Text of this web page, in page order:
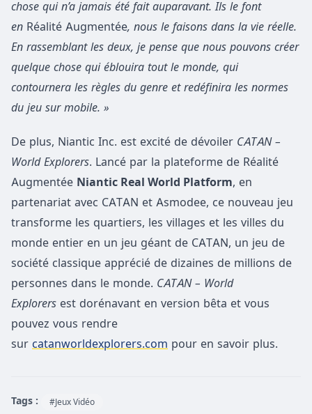
chose qui n’a jamais été fait auparavant. Ils le font
en Réalité Augmentée, nous le faisons dans la vie réelle.
En rassemblant les deux, je pense que nous pouvons créer
quelque chose qui éblouira tout le monde, qui
contournera les règles du genre et redéfinira les normes
du jeu sur mobile. »
De plus, Niantic Inc. est excité de dévoiler CATAN –
World Explorers. Lancé par la plateforme de Réalité
Augmentée Niantic Real World Platform, en
partenariat avec CATAN et Asmodee, ce nouveau jeu
transforme les quartiers, les villages et les villes du
monde entier en un jeu géant de CATAN, un jeu de
société classique apprécié de dizaines de millions de
personnes dans le monde. CATAN – World
Explorers est dorénavant en version bêta et vous
pouvez vous rendre
sur catanworldexplorers.com pour en savoir plus.
Tags : #Jeux Vidéo